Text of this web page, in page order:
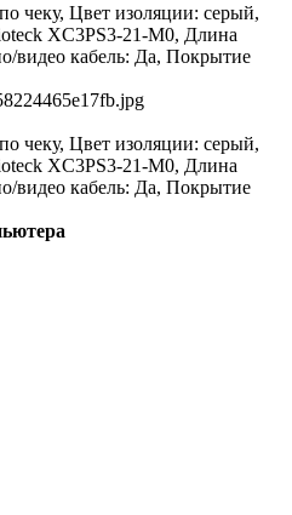
чеку, Цвет изоляции: серый,
XC3PS3-21-M0, Длина
видео кабель: Да, Покрытие
чеку, Цвет изоляции: серый,
XC3PS3-21-M0, Длина
видео кабель: Да, Покрытие